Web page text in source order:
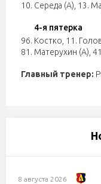
10. Середа (А) 13.
4-я пятерка
96. Костко 11.
81. Матерухин (А)
Главный тренер:
8 августа 2026